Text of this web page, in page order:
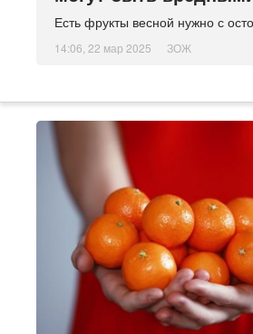
Есть фрукты весной нужно с
14:06, 22 мар 2025 ЗОЖ